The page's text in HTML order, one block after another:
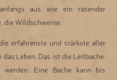
aus wie ein rasender
die Wildschweine.
erfahrenste und stärkste aller
Leben. Das ist die Leitbache.
Eine Bache kann bis